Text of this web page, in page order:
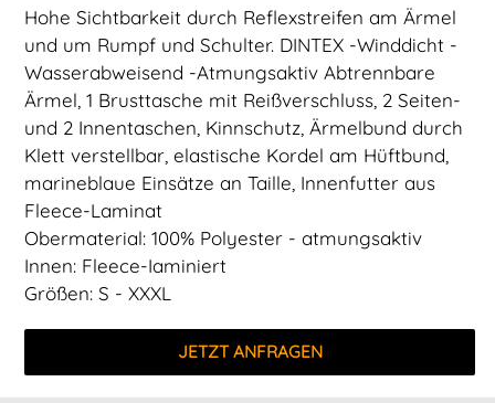
Hohe Sichtbarkeit durch Reflexstreifen am Ärmel
und um Rumpf und Schulter. DINTEX -Winddicht -
Wasserabweisend -Atmungsaktiv Abtrennbare
Ärmel, 1 Brusttasche mit Reißverschluss, 2 Seiten-
und 2 Innentaschen, Kinnschutz, Ärmelbund durch
Klett verstellbar, elastische Kordel am Hüftbund,
marineblaue Einsätze an Taille, Innenfutter aus
Fleece-Laminat
Obermaterial: 100% Polyester - atmungsaktiv
Innen: Fleece-Iaminiert
Größen: S - XXXL
JETZT ANFRAGEN